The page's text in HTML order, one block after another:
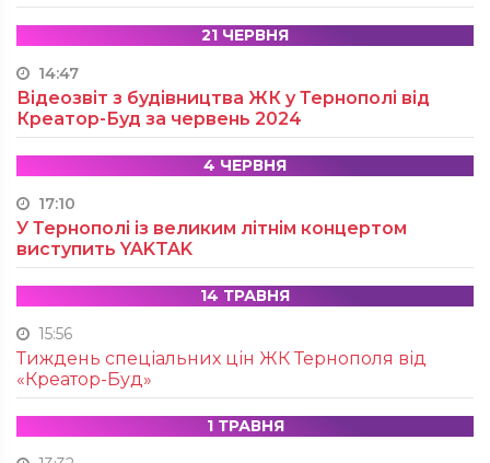
21 ЧЕРВНЯ
14:47
Відеозвіт з будівництва ЖК у Тернополі від
Креатор-Буд за червень 2024
4 ЧЕРВНЯ
17:10
У Тернополі із великим літнім концертом
виступить YAKTAK
14 ТРАВНЯ
15:56
Тиждень спеціальних цін ЖК Тернополя від
«Креатор-Буд»
1 ТРАВНЯ